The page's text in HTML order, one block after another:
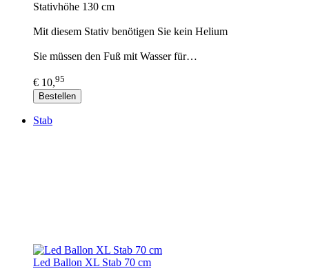
Stativhöhe 130 cm
Mit diesem Stativ benötigen Sie kein Helium
Sie müssen den Fuß mit Wasser für…
€ 10,95
Bestellen
Stab
Led Ballon XL Stab 70 cm